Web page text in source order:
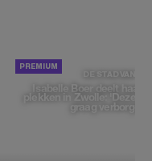
DE STAD VAN
Isabelle Boer deelt haar
plekken in Zwolle: 'Deze
graag verborgen'